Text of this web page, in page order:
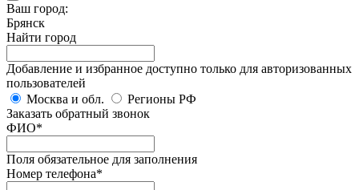
Ваш город:
Брянск
Найти город
Добавление и избранное доступно только для авторизованных
пользователей
Москва и обл.
Регионы РФ
Заказать обратный звонок
ФИО*
Поля обязательное для заполнения
Номер телефона*